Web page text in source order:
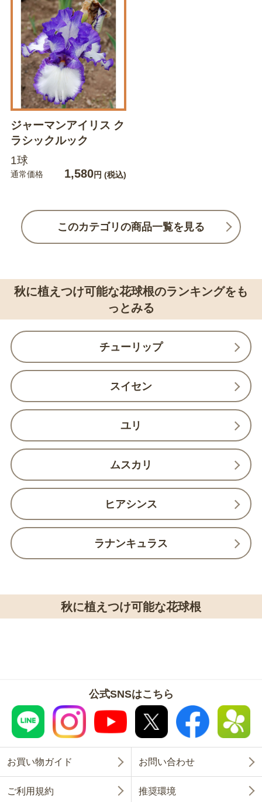
ジャーマンアイリス ク
ラシックルック
1球
通常価格 1,580円 (税込)
このカテゴリの商品一覧を見る
秋に植えつけ可能な花球根のランキングをも
っとみる
チューリップ
スイセン
ユリ
ムスカリ
ヒアシンス
ラナンキュラス
秋に植えつけ可能な花球根
公式SNSはこちら
お買い物ガイド お問い合わせ
ご利用規約 推奨環境